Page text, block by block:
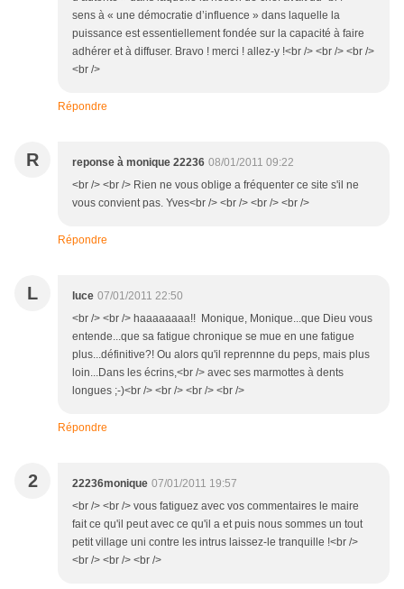
sens à « une démocratie d’influence » dans laquelle la
puissance est essentiellement fondée sur la capacité à faire
adhérer et à diffuser. Bravo ! merci ! allez-y !<br /> <br /> <br />
<br />
Répondre
R reponse à monique 22236 08/01/2011 09:22
<br /> <br /> Rien ne vous oblige a fréquenter ce site s'il ne
vous convient pas. Yves<br /> <br /> <br /> <br />
Répondre
L luce 07/01/2011 22:50
<br /> <br /> haaaaaaaa!! Monique, Monique...que Dieu vous
entende...que sa fatigue chronique se mue en une fatigue
plus...définitive?! Ou alors qu'il reprennne du peps, mais plus
loin...Dans les écrins,<br /> avec ses marmottes à dents
longues ;-)<br /> <br /> <br /> <br />
Répondre
2 22236monique 07/01/2011 19:57
<br /> <br /> vous fatiguez avec vos commentaires le maire
fait ce qu'il peut avec ce qu'il a et puis nous sommes un tout
petit village uni contre les intrus laissez-le tranquille !<br />
<br /> <br /> <br />